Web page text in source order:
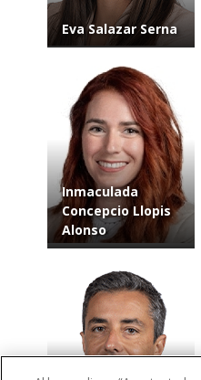
Eva Salazar Serna
Inmaculada
Concepcio Llopis
Alonso